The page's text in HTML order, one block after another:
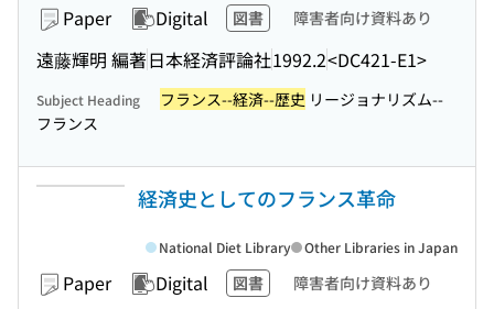
Paper Digital 図書 障害者向け資料あり
遠藤輝明 編著日本経済評論社1992.2<DC421-E1>
Subject Heading フランス--経済--歴史 リージョナリズム--
フランス
経済史としてのフランス革命
Paper Digital 図書 障害者向け資料あり
National Diet Library Other Libraries in Japan